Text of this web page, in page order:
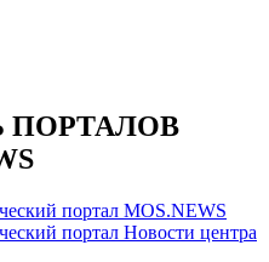
ПОРТАЛОВ
портал MOS.NEWS
портал Новости центра